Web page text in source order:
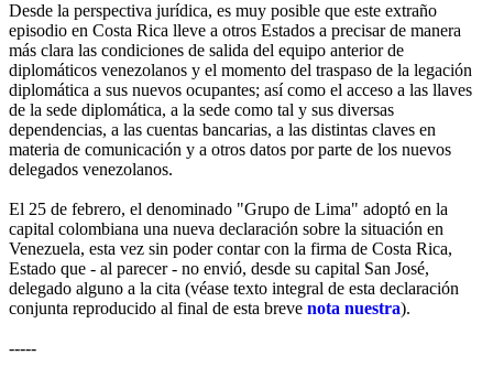
Desde la perspectiva jurídica, es muy posible que este extraño
episodio en Costa Rica lleve a otros Estados a precisar de manera
más clara las condiciones de salida del equipo anterior de
diplomáticos venezolanos y el momento del traspaso de la legación
diplomática a sus nuevos ocupantes; así como el acceso a las llaves
de la sede diplomática, a la sede como tal y sus diversas
dependencias, a las cuentas bancarias, a las distintas claves en
materia de comunicación y a otros datos por parte de los nuevos
delegados venezolanos.
El 25 de febrero, el denominado "Grupo de Lima" adoptó en la
capital colombiana una nueva declaración sobre la situación en
Venezuela, esta vez sin poder contar con la firma de Costa Rica,
Estado que - al parecer - no envió, desde su capital San José,
delegado alguno a la cita (véase texto integral de esta declaración
conjunta reproducido al final de esta breve nota nuestra).
-----